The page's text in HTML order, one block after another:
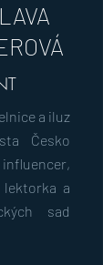
a iluz
Česko
a
sad